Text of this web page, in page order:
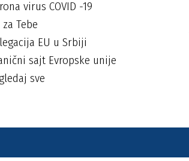
virus COVID -19
za Tebe
EU u Srbiji
sajt Evropske unije
sve